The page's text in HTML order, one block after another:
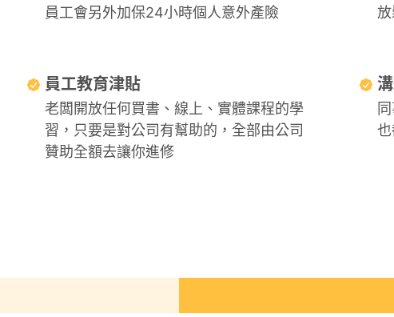
員工會另外加保24小時個人意外產險
放
員工教育津貼
老闆開放任何買書、線上、實體課程的學
習，只要是對公司有幫助的，全部由公司
贊助全額去讓你進修